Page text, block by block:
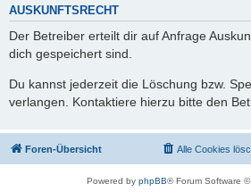
AUSKUNFTSRECHT
Der Betreiber erteilt dir auf Anfrage
dich gespeichert sind.
Du kannst jederzeit die Löschung bzw.
verlangen. Kontaktiere hierzu bitte den
Foren-Übersicht Alle Cookies
Powered by phpBB® Forum Software